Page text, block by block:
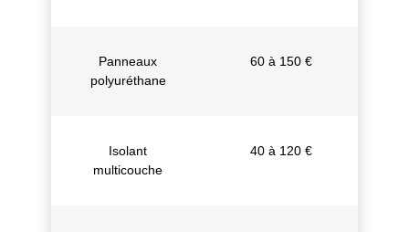
Panneaux
polyuréthane
60 à 150 €
Isolant
multicouche
40 à 120 €